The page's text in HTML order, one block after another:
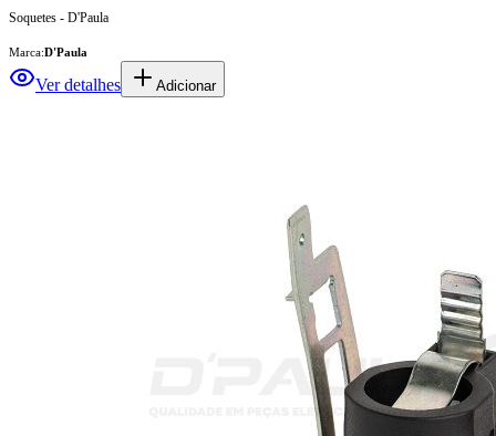
Soquetes - D'Paula
Marca:D'Paula
Ver detalhes Adicionar